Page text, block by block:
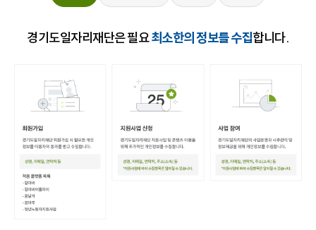
경기도일자리재단은 필요최소한의 정보를 수집합니다.